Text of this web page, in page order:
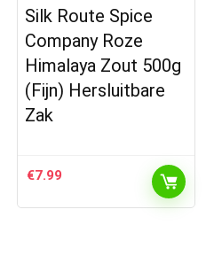
Silk Route Spice
Company Roze
Himalaya Zout 500g
(Fijn) Hersluitbare
Zak
€7.99